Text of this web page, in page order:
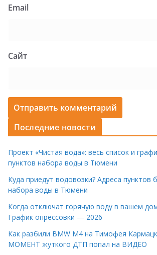
Email
Сайт
Последние новости
Проект «Чистая вода»: весь список и
пунктов набора воды в Тюмени
Куда приедут водовозки? Адреса пунктов
набора воды в Тюмени
Когда отключат горячую воду в вашем
График опрессовки — 2026
Как разбили BMW M4 на Тимофея
МОМЕНТ жуткого ДТП попал на ВИДЕО